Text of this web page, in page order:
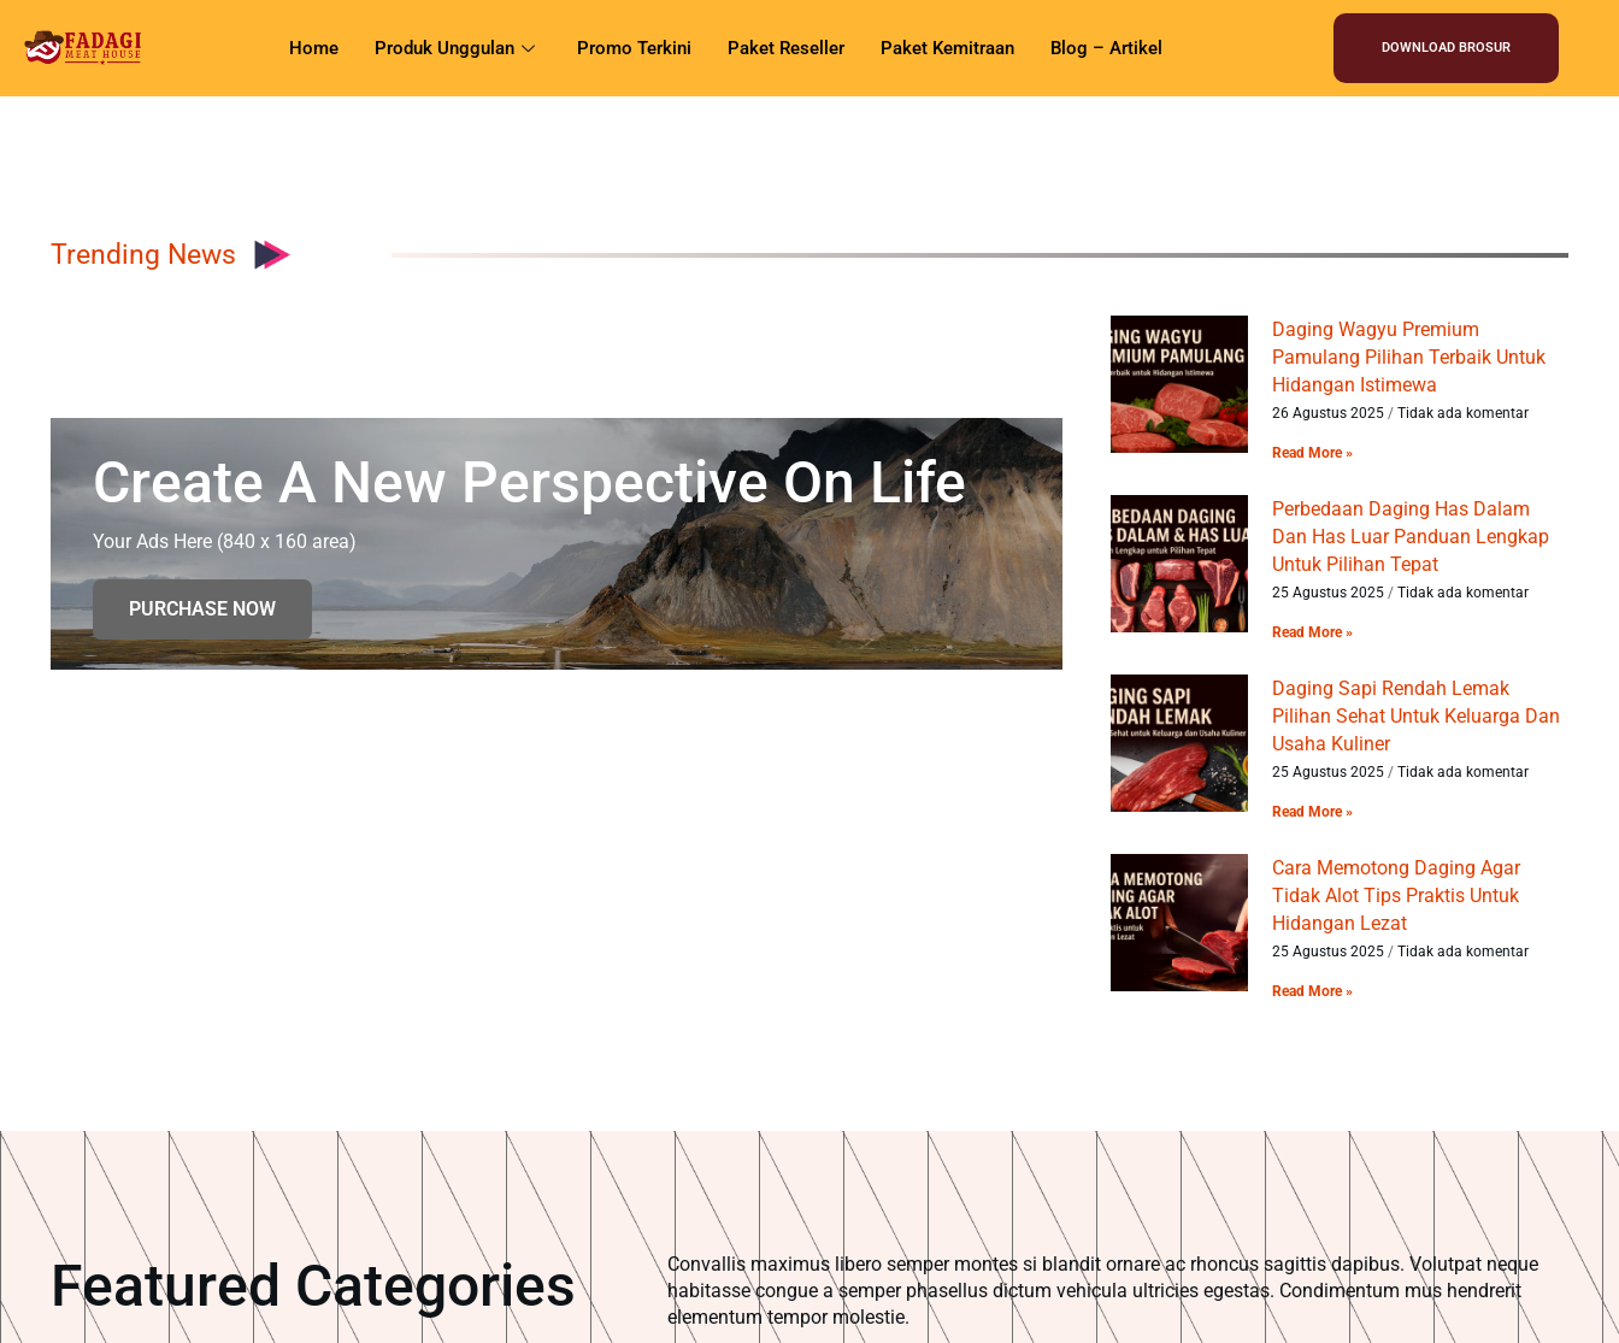
Home Produk Unggulan Promo Terkini Paket Reseller Paket Kemitraan Blog – Artikel DOWNLOAD BROSUR
Trending News
Create A New Perspective On Life
Your Ads Here (840 x 160 area)
PURCHASE NOW
Daging Wagyu Premium
Pamulang Pilihan Terbaik Untuk
Hidangan Istimewa
26 Agustus 2025 Tidak ada komentar
Read More »
Perbedaan Daging Has Dalam
Dan Has Luar Panduan Lengkap
Untuk Pilihan Tepat
25 Agustus 2025 Tidak ada komentar
Read More »
Daging Sapi Rendah Lemak
Pilihan Sehat Untuk Keluarga Dan
Usaha Kuliner
25 Agustus 2025 Tidak ada komentar
Read More »
Cara Memotong Daging Agar
Tidak Alot Tips Praktis Untuk
Hidangan Lezat
25 Agustus 2025 Tidak ada komentar
Read More »
Featured Categories
Convallis maximus libero semper montes si blandit ornare ac rhoncus sagittis dapibus. Volutpat neque
habitasse congue a semper phasellus dictum vehicula ultricies egestas. Condimentum mus hendrerit
elementum tempor molestie.